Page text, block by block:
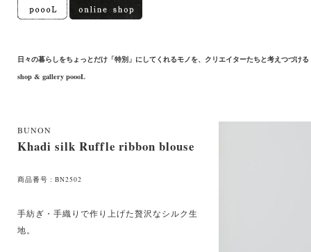
日々の暮らしをちょっとだけ「特別」にしてくれるモノを、クリエイターたちと考えつづける
shop & gallery poooL
BUNON
Khadi silk Ruffle ribbon blouse
商品番号 : BN2502
手紡ぎ・手織りで作り上げた贅沢なシルク生
地。